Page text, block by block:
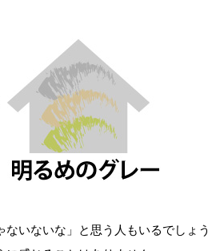
いないな」と思う人もいるでしょう